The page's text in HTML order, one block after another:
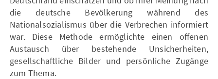
die deutsche Bevölkerung während des
Nationalsozialismus über die Verbrechen informiert
war. Diese Methode ermöglichte einen offenen
Austausch über bestehende Unsicherheiten,
gesellschaftliche Bilder und persönliche Zugänge
zum Thema.